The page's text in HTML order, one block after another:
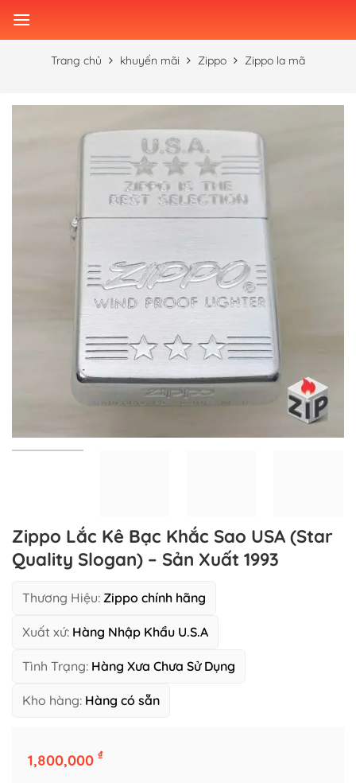
Trang chủ khuyến mãi Zippo Zippo la mã
Zippo Lắc Kê Bạc Khắc Sao USA (Star
Quality Slogan) – Sản Xuất 1993
Thương Hiệu: Zippo chính hãng
Xuất xứ: Hàng Nhập Khẩu U.S.A
Tình Trạng: Hàng Xưa Chưa Sử Dụng
Kho hàng: Hàng có sẵn
1,800,000 ₫